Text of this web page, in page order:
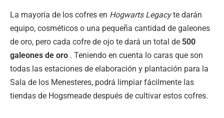
La mayoría de los cofres en Hogwarts Legacyte darán
equipo, cosméticos o una pequeña cantidad de galeones
de oro, pero cada cofre de ojo te dará un total de 500
galeones de oro . Teniendo en cuenta lo caras que son
todas las estaciones de elaboración y plantación para la
Sala de los Menesteres, podrá limpiar fácilmente las
tiendas de Hogsmeade después de cultivar estos cofres.